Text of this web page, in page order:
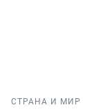
СТРАНА И МИР